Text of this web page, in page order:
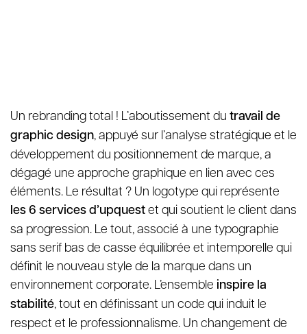
Un rebranding total ! L’aboutissement du travail de
graphic design, appuyé sur l’analyse stratégique et le
développement du positionnement de marque, a
dégagé une approche graphique en lien avec ces
éléments. Le résultat ? Un logotype qui représente
les 6 services d’upquestet qui soutient le client dans
sa progression. Le tout, associé à une typographie
sans serif bas de casse équilibrée et intemporelle qui
définit le nouveau style de la marque dans un
environnement corporate. L’ensemble inspire la
stabilité, tout en définissant un code qui induit le
respect et le professionnalisme. Un changement de